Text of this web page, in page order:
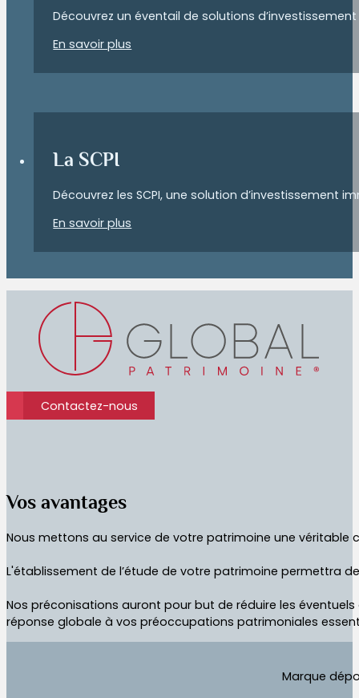
Découvrez un éventail de solutions
En savoir plus
La SCPI
Découvrez les SCPI, une solution d’investissement
En savoir plus
Contactez-nous
Vos avantages
Nous mettons au service de votre patrimoine une véritable
L'établissement de l’étude de votre patrimoine permettra
Nos préconisations auront pour but de réduire les
réponse globale à vos préoccupations patrimoniales
Marque